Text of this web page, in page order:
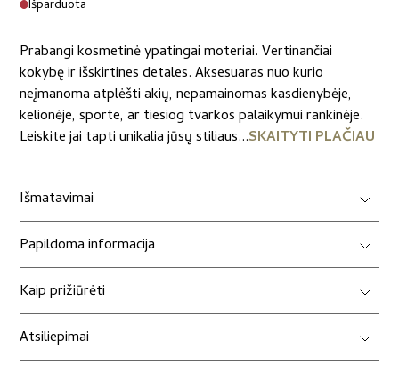
Išparduota
Prabangi kosmetinė ypatingai moteriai. Vertinančiai
kokybę ir išskirtines detales. Aksesuaras nuo kurio
neįmanoma atplėšti akių, nepamainomas kasdienybėje,
kelionėje, sporte, ar tiesiog tvarkos palaikymui rankinėje.
Leiskite jai tapti unikalia jūsų stiliaus...SKAITYTI PLAČIAU
Išmatavimai
Papildoma informacija
Kaip prižiūrėti
Atsiliepimai